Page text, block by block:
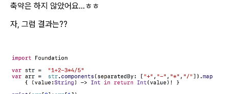
축약은 하지 않았어요...ㅎㅎ
자, 그럼 결과는??